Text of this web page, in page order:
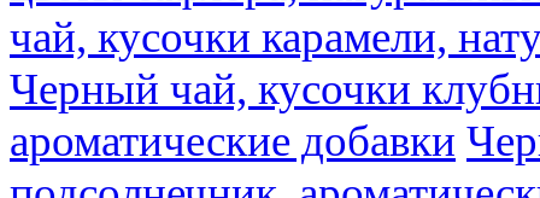
чай, кусочки карамели,
Черный чай, кусочки
ароматические добавки